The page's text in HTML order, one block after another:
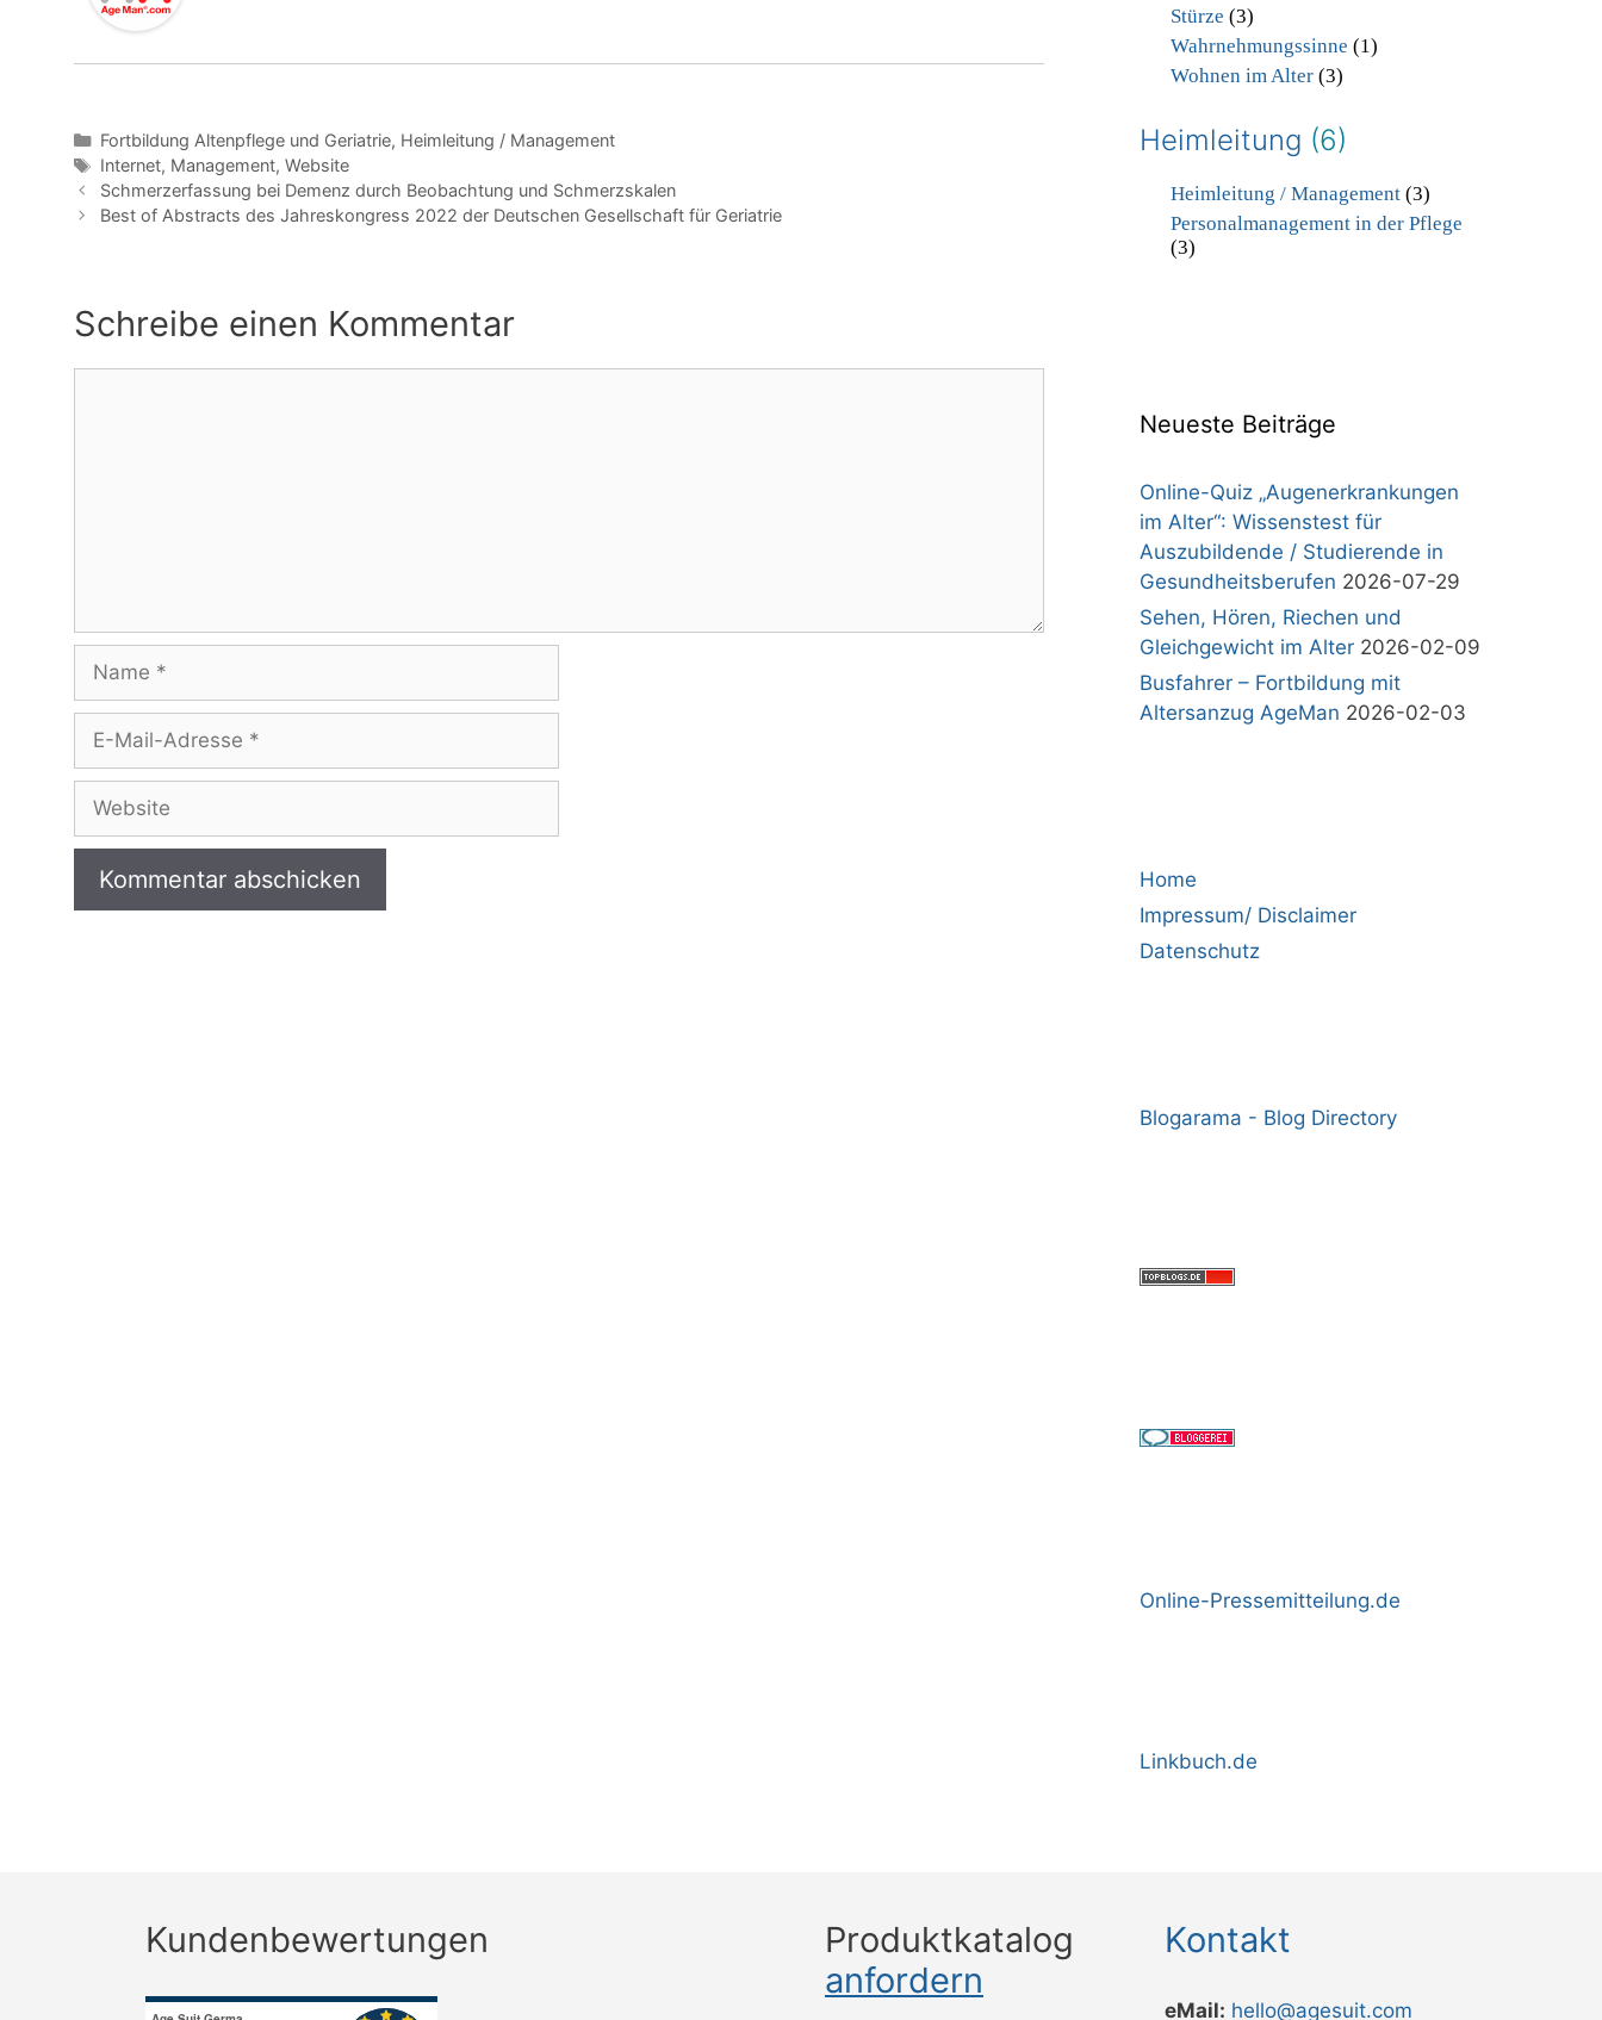
Kategorien
Fortbildung Altenpflege und Geriatrie, Heimleitung / Management
Schlagwörter
Internet, Management, Website
Schmerzerfassung bei Demenz durch Beobachtung und Schmerzskalen
Best of Abstracts des Jahreskongress 2022 der Deutschen Gesellschaft für Geriatrie
Schreibe einen Kommentar
Name
Adresse
Website
Stürze (3)
Wahrnehmungssinne (1)
Wohnen im Alter(3)
Heimleitung (6)
Heimleitung / Management(3)
Personalmanagement in der Pflege
(3)
Neueste Beiträge
Online-Quiz „Augenerkrankungen
im Alter“: Wissenstest für
Auszubildende / Studierende in
Gesundheitsberufen 2026-07-29
Sehen, Hören, Riechen und
Gleichgewicht im Alter 2026-02-09
Busfahrer – Fortbildung mit
Altersanzug AgeMan 2026-02-03
Home
Impressum/ Disclaimer
Datenschutz
Blogarama - Blog Directory
Online-Pressemitteilung.de
Linkbuch.de
Kundenbewertungen
Produktkatalog
anfordern
Kontakt
eMail: hello@agesuit.com